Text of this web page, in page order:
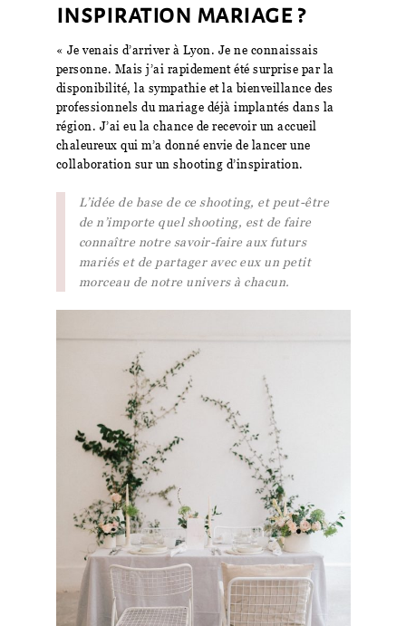
inspiration mariage ?
« Je venais d’arriver à Lyon. Je ne connaissais
personne. Mais j’ai rapidement été surprise par la
disponibilité, la sympathie et la bienveillance des
professionnels du mariage déjà implantés dans la
région. J’ai eu la chance de recevoir un accueil
chaleureux qui m’a donné envie de lancer une
collaboration sur un shooting d’inspiration.
L’idée de base de ce shooting, et peut-être
de n’importe quel shooting, est de faire
connaître notre savoir-faire aux futurs
mariés et de partager avec eux un petit
morceau de notre univers à chacun.